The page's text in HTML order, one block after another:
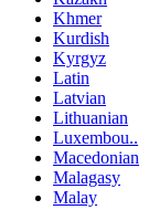
Khmer
Kurdish
Kyrgyz
Latin
Latvian
Lithuanian
Luxembou..
Macedonian
Malagasy
Malay